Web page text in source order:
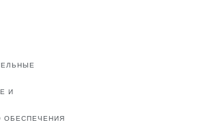
И
ОБЕСПЕЧЕНИЯ